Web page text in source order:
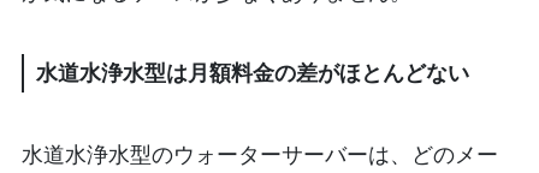
水道水浄水型は月額料金の差がほとんどない
水道水浄水型のウォーターサーバーは、どのメー